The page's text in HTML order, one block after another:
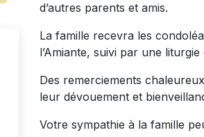
d’autres parents et amis.
La famille recevra les
l’Amiante, suivi par une
Des remerciements
leur dévouement et
Votre sympathie à la famille